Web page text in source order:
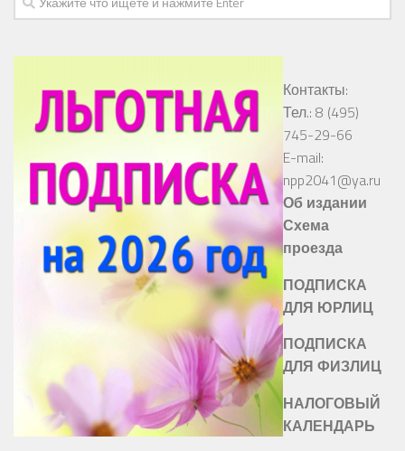
Контакты:
Тел.: 8 (495)
745-29-66
E-mail:
npp2041@ya.ru
Об издании
Схема
проезда
ПОДПИСКА
ДЛЯ ЮРЛИЦ
ПОДПИСКА
ДЛЯ ФИЗЛИЦ
НАЛОГОВЫЙ
КАЛЕНДАРЬ